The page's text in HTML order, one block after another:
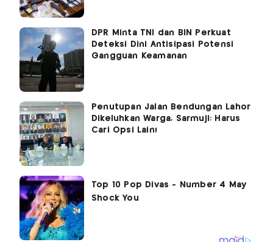
DPR Minta TNI dan BIN Perkuat
Deteksi Dini Antisipasi Potensi
Gangguan Keamanan
Penutupan Jalan Bendungan Lahor
Dikeluhkan Warga, Sarmuji: Harus
Cari Opsi Lain!